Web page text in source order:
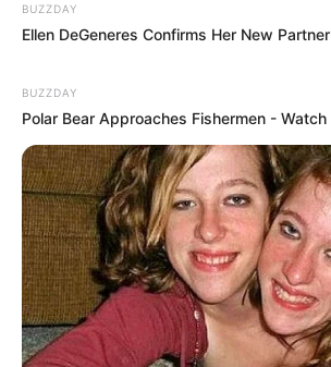
BUZZDAY
Ellen DeGeneres Confirms Her New Partner
BUZZDAY
Polar Bear Approaches Fishermen - Watch